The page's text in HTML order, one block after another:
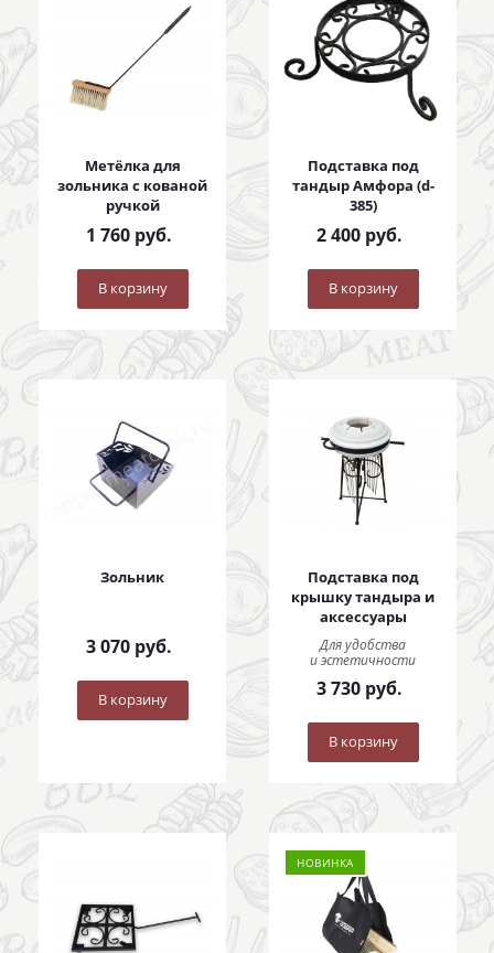
Метёлка для
зольника с кованой
ручкой
1 760руб.
В корзину
Подставка под
тандыр Амфора (d-
385)
2 400руб.
В корзину
Зольник
3 070руб.
В корзину
Подставка под
крышку тандыра и
аксессуары
Для удобства
и эстетичности
3 730руб.
В корзину
НОВИНКА